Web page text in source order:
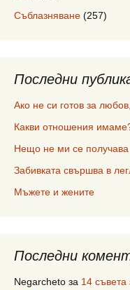
Съблазняване (257)
Последни
Ако не си готов за
Какви отношения
Нещо не ми се получава
Забивката свършва в
Мъжете и жените
Последни
Negarcheto за 14 съвета